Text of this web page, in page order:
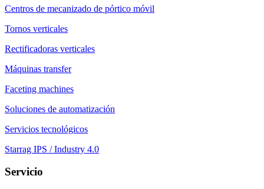
Centros de mecanizado de pórtico móvil
Tornos verticales
Rectificadoras verticales
Máquinas transfer
Faceting machines
Soluciones de automatización
Servicios tecnológicos
Starrag IPS / Industry 4.0
Servicio